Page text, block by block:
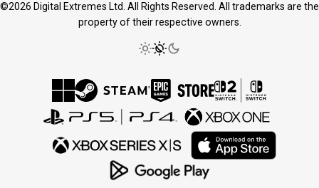
©2026 Digital Extremes Ltd. All Rights Reserved. All trademarks are the
property of their respective owners.